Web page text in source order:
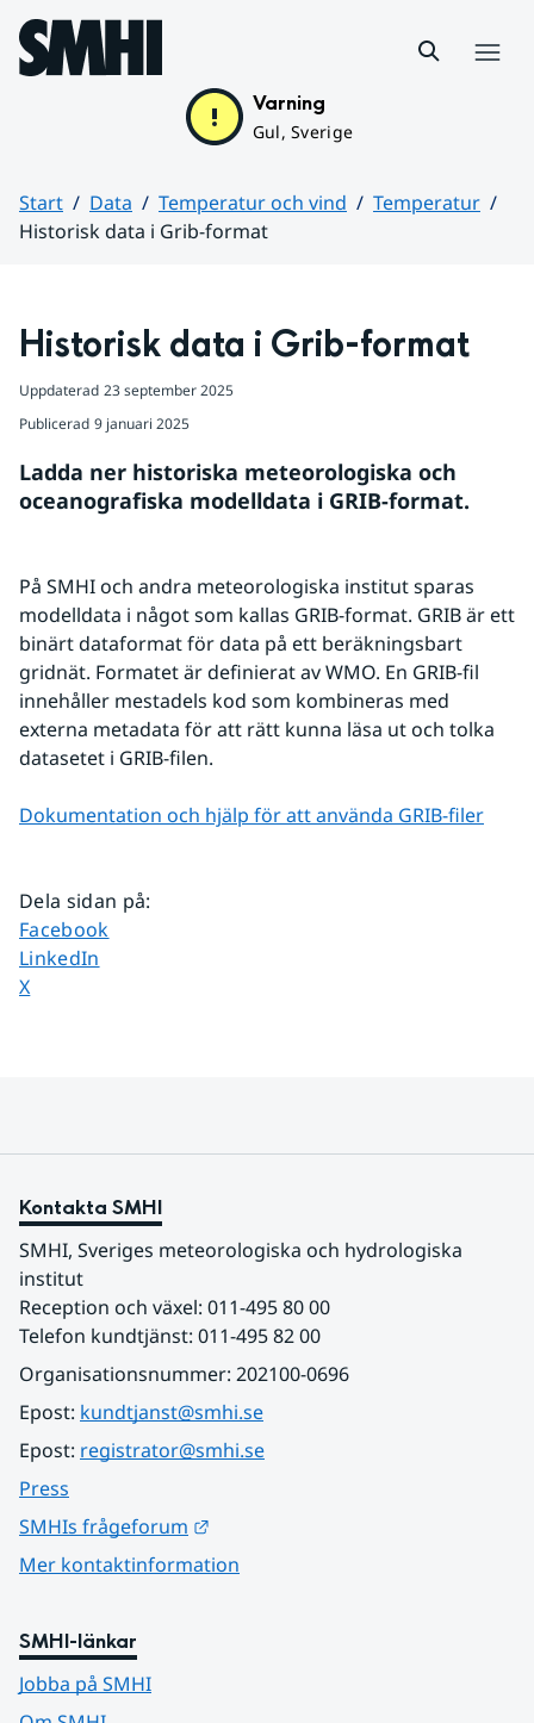
Hoppa till sidans innehåll
Varning
Gul, Sverige
Start Data Temperatur och vind
Temperatur
Historisk data i Grib-format
Historisk data i Grib-format
Uppdaterad 23 september 2025
Publicerad 9 januari 2025
Ladda ner historiska meteorologiska och
oceanografiska modelldata i GRIB-format.
På SMHI och andra meteorologiska institut sparas
modelldata i något som kallas GRIB-format. GRIB är ett
binärt dataformat för data på ett beräkningsbart
gridnät. Formatet är definierat av WMO. En GRIB-fil
innehåller mestadels kod som kombineras med
externa metadata för att rätt kunna läsa ut och tolka
datasetet i GRIB-filen.
Dokumentation och hjälp för att använda GRIB-filer
Dela sidan på:
Dela sidan på
Facebook
Dela sidan på
LinkedIn
Dela sidan på
X
Kontakta SMHI
SMHI, Sveriges meteorologiska och hydrologiska
institut
Reception och växel: 011-495 80 00
Telefon kundtjänst: 011-495 82 00
Organisationsnummer: 202100-0696
Epost: kundtjanst@smhi.se
Epost: registrator@smhi.se
Press
SMHIs frågeforum
Mer kontaktinformation
SMHI-länkar
Jobba på SMHI